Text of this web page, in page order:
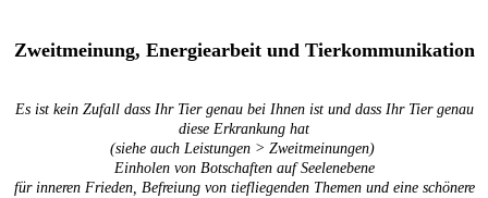
Zweitmeinung, Energiearbeit und Tierkommunikation
Es ist kein Zufall dass Ihr Tier genau bei Ihnen ist und dass Ihr Tier genau
diese Erkrankung hat
(siehe auch Leistungen > Zweitmeinungen)
Einholen von Botschaften auf Seelenebene
für inneren Frieden, Befreiung von tiefliegenden Themen und eine schönere